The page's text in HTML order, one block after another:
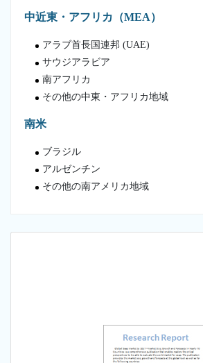
中近東・アフリカ（MEA）
アラブ首長国連邦 (UAE)
サウジアラビア
南アフリカ
その他の中東・アフリカ地域
南米
ブラジル
アルゼンチン
その他の南アメリカ地域